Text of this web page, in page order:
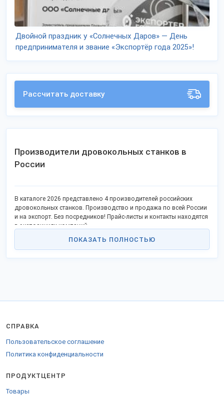
Двойной праздник у «Солнечных Даров» — День
предпринимателя и звание «Экспортёр года 2025»!
Рассчитать доставку
Производители дровокольных станков в
России
В каталоге 2026 представлено 4 производителей российских
дровокольных станков. Производство и продажа по всей России
и на экспорт. Без посредников! Прайс-листы и контакты находятся
в экспозициях компаний.
ПОКАЗАТЬ ПОЛНОСТЬЮ
СПРАВКА
Пользовательское соглашение
Политика конфиденциальности
ПРОДУКТЦЕНТР
Товары